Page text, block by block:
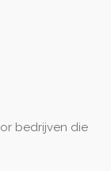
bedrijven die